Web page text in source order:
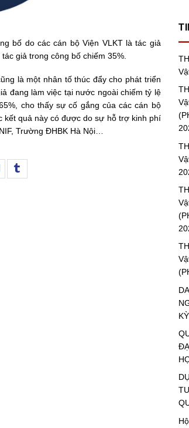
bố do các cán bộ Viện VLKT là tác giả
giả trong công bố chiếm 35%.
là một nhân tố thúc đẩy cho phát triển
đang làm việc tại nước ngoài chiếm tỷ lệ
cho thấy sự cố gắng của các cán bộ
kết quả này có được do sự hỗ trợ kinh phí
Trường ĐHBK Hà Nội…